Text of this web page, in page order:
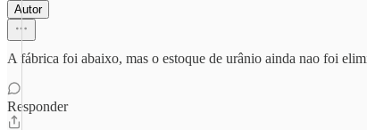
Autor
A fábrica foi abaixo, mas o estoque de urânio ainda nao foi
Responder